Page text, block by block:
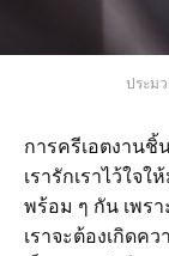
ประม
การครีเอตงานชิ้
เรารักเราไว้ใจ
พร้อม ๆ กัน เพร
เราจะต้องเกิดค